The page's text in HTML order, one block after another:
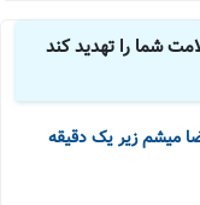
شما را تهدید کند
میشم زیر یک دقیقه